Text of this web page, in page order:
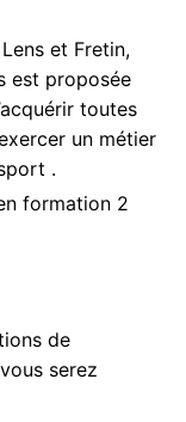
et Fretin,
est proposée
toutes
un métier
.
formation 2
de
serez